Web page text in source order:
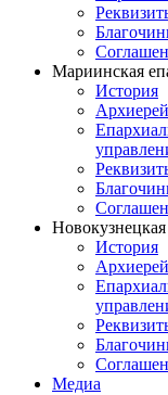
Мариинская
История
Архиерей
История
Архиерей
Медиа